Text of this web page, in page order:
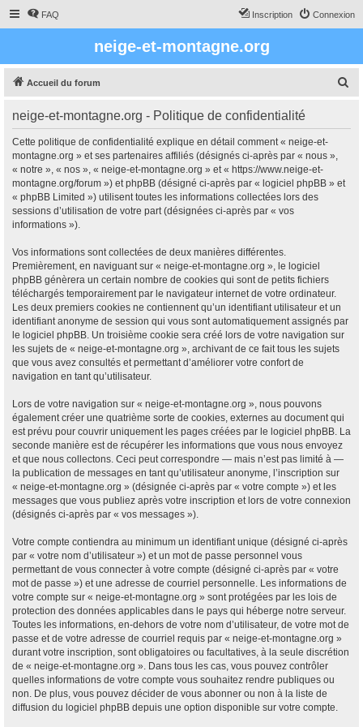
FAQ Connexion
Inscription
neige-et-montagne.org
Accueil du forum
neige-et-montagne.org - Politique de confidentialité
Cette politique de confidentialité explique en détail comment « neige-et-
montagne.org » et ses partenaires affiliés (désignés ci-après par « nous »,
« notre », « nos », « neige-et-montagne.org » et « https://www.neige-et-
montagne.org/forum ») et phpBB (désigné ci-après par « logiciel phpBB » et
« phpBB Limited ») utilisent toutes les informations collectées lors des
sessions d’utilisation de votre part (désignées ci-après par « vos
informations »).
Vos informations sont collectées de deux manières différentes.
Premièrement, en naviguant sur « neige-et-montagne.org », le logiciel
phpBB génèrera un certain nombre de cookies qui sont de petits fichiers
téléchargés temporairement par le navigateur internet de votre ordinateur.
Les deux premiers cookies ne contiennent qu’un identifiant utilisateur et un
identifiant anonyme de session qui vous sont automatiquement assignés par
le logiciel phpBB. Un troisième cookie sera créé lors de votre navigation sur
les sujets de « neige-et-montagne.org », archivant de ce fait tous les sujets
que vous avez consultés et permettant d’améliorer votre confort de
navigation en tant qu’utilisateur.
Lors de votre navigation sur « neige-et-montagne.org », nous pouvons
également créer une quatrième sorte de cookies, externes au document qui
est prévu pour couvrir uniquement les pages créées par le logiciel phpBB. La
seconde manière est de récupérer les informations que vous nous envoyez
et que nous collectons. Ceci peut correspondre — mais n’est pas limité à —
la publication de messages en tant qu’utilisateur anonyme, l’inscription sur
« neige-et-montagne.org » (désignée ci-après par « votre compte ») et les
messages que vous publiez après votre inscription et lors de votre connexion
(désignés ci-après par « vos messages »).
Votre compte contiendra au minimum un identifiant unique (désigné ci-après
par « votre nom d’utilisateur ») et un mot de passe personnel vous
permettant de vous connecter à votre compte (désigné ci-après par « votre
mot de passe ») et une adresse de courriel personnelle. Les informations de
votre compte sur « neige-et-montagne.org » sont protégées par les lois de
protection des données applicables dans le pays qui héberge notre serveur.
Toutes les informations, en-dehors de votre nom d’utilisateur, de votre mot de
passe et de votre adresse de courriel requis par « neige-et-montagne.org »
durant votre inscription, sont obligatoires ou facultatives, à la seule discrétion
de « neige-et-montagne.org ». Dans tous les cas, vous pouvez contrôler
quelles informations de votre compte vous souhaitez rendre publiques ou
non. De plus, vous pouvez décider de vous abonner ou non à la liste de
diffusion du logiciel phpBB depuis une option disponible sur votre compte.